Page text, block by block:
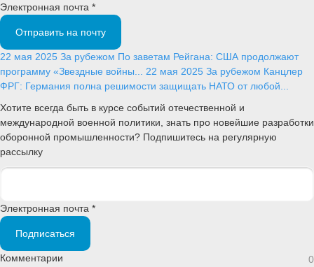
Электронная почта *
Отправить на почту
22 мая 2025 За рубежом По заветам Рейгана: США продолжают
программу «Звездные войны... 22 мая 2025 За рубежом Канцлер
ФРГ: Германия полна решимости защищать НАТО от любой...
Хотите всегда быть в курсе событий отечественной и
международной военной политики, знать про новейшие разработки
оборонной промышленности? Подпишитесь на регулярную
рассылку
Электронная почта *
Подписаться
Комментарии 0